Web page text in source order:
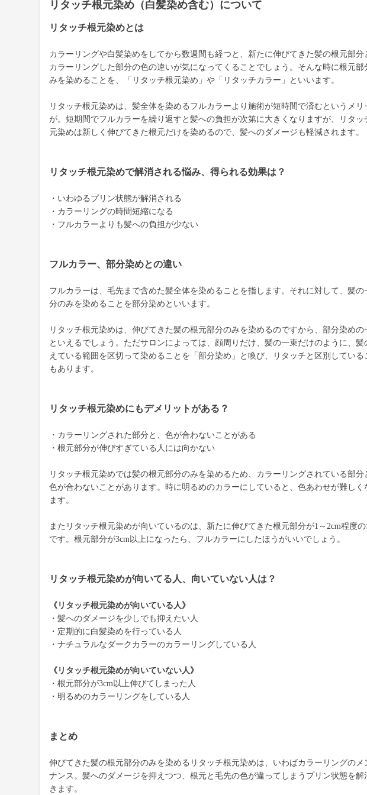
リタッチ根元染め（白髪染め含む）について
リタッチ根元染めとは
カラーリングや白髪染めをしてから数週間も経つと、新たに伸びてきた髪の根元部分
カラーリングした部分の色の違いが気になってくることでしょう。そんな時に根元部
みを染めることを、「リタッチ根元染め」や「リタッチカラー」といいます。
リタッチ根元染めは、髪全体を染めるフルカラーより施術が短時間で済むというメリ
が。短期間でフルカラーを繰り返すと髪への負担が次第に大きくなりますが、リタッ
元染めは新しく伸びてきた根元だけを染めるので、髪へのダメージも軽減されます。
リタッチ根元染めで解消される悩み、得られる効果は？
・いわゆるプリン状態が解消される
・カラーリングの時間短縮になる
・フルカラーよりも髪への負担が少ない
フルカラー、部分染めとの違い
フルカラーは、毛先まで含めた髪全体を染めることを指します。それに対して、髪の
分のみを染めることを部分染めといいます。
リタッチ根元染めは、伸びてきた髪の根元部分のみを染めるのですから、部分染めの
といえるでしょう。ただサロンによっては、顔周りだけ、髪の一束だけのように、髪
えている範囲を区切って染めることを「部分染め」と喚び、リタッチと区別している
もあります。
リタッチ根元染めにもデメリットがある？
・カラーリングされた部分と、色が合わないことがある
・根元部分が伸びすぎている人には向かない
リタッチ根元染めでは髪の根元部分のみを染めるため、カラーリングされている部分
色が合わないことがあります。時に明るめのカラーにしていると、色あわせが難しく
ます。
またリタッチ根元染めが向いているのは、新たに伸びてきた根元部分が1～2cm程度
です。根元部分が3cm以上になったら、フルカラーにしたほうがいいでしょう。
リタッチ根元染めが向いてる人、向いていない人は？
《リタッチ根元染めが向いている人》
・髪へのダメージを少しでも抑えたい人
・定期的に白髪染めを行っている人
・ナチュラルなダークカラーのカラーリングしている人
《リタッチ根元染めが向いていない人》
・根元部分が3cm以上伸びてしまった人
・明るめのカラーリングをしている人
まとめ
伸びてきた髪の根元部分のみを染めるリタッチ根元染めは、いわばカラーリングのメ
ナンス。髪へのダメージを抑えつつ、根元と毛先の色が違ってしまうプリン状態を解
きます。